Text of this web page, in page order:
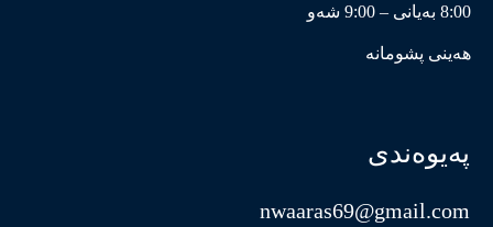
8:00 بەیانی – 9:00 شەو
هەینی پشومانە
پەیوەندی
nwaaras69@gmail.com